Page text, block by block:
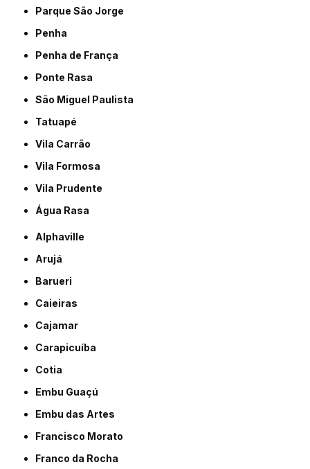
Parque São Jorge
Penha
Penha de França
Ponte Rasa
São Miguel Paulista
Tatuapé
Vila Carrão
Vila Formosa
Vila Prudente
Água Rasa
Alphaville
Arujá
Barueri
Caieiras
Cajamar
Carapicuíba
Cotia
Embu Guaçú
Embu das Artes
Francisco Morato
Franco da Rocha